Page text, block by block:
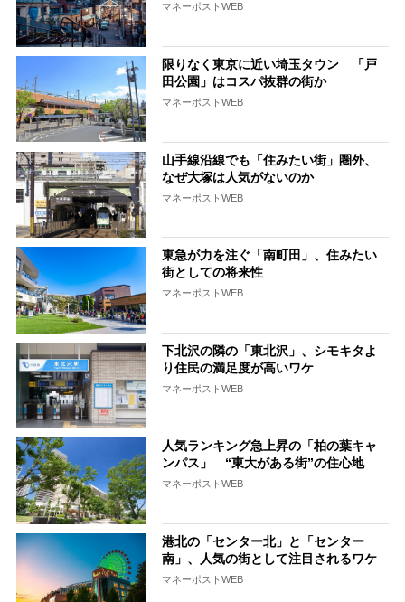
マネーポストWEB
限りなく東京に近い埼玉タウン 「戸
田公園」はコスパ抜群の街か
マネーポストWEB
山手線沿線でも「住みたい街」圏外、
なぜ大塚は人気がないのか
マネーポストWEB
東急が力を注ぐ「南町田」、住みたい
街としての将来性
マネーポストWEB
下北沢の隣の「東北沢」、シモキタよ
り住民の満足度が高いワケ
マネーポストWEB
人気ランキング急上昇の「柏の葉キャ
ンパス」 “東大がある街”の住心地
マネーポストWEB
港北の「センター北」と「センター
南」、人気の街として注目されるワケ
マネーポストWEB